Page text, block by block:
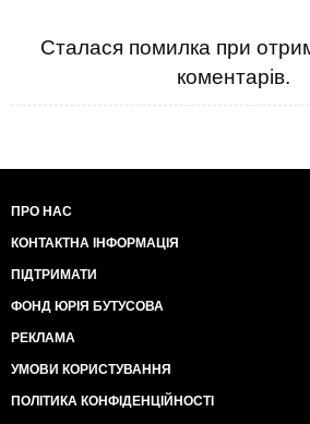
Сталася помилка при
коментарів.
ПРО НАС
КОНТАКТНА ІНФОРМАЦІЯ
ПІДТРИМАТИ
ФОНД ЮРІЯ БУТУСОВА
РЕКЛАМА
УМОВИ КОРИСТУВАННЯ
ПОЛІТИКА КОНФІДЕНЦІЙНОСТІ